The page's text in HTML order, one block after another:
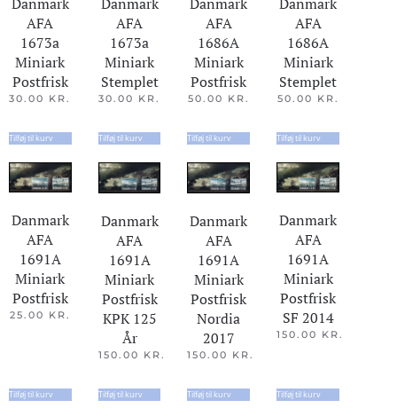
AFA
1673a
Miniark
Postfrisk
30.00 KR.
Tilføj til kurv
AFA
1673a
Miniark
Stemplet
30.00 KR.
Tilføj til kurv
Danmark
AFA
1686A
Miniark
Postfrisk
50.00 KR.
Tilføj til kurv
Danmark
AFA
1686A
Miniark
Stemplet
50.00 KR.
Tilføj til kurv
Danmark
AFA
1691A
Miniark
Postfrisk
25.00 KR.
Tilføj til kurv
Danmark
AFA
1691A
Miniark
Postfrisk
KPK 125
År
150.00 KR.
Tilføj til kurv
Danmark
AFA
1691A
Miniark
Postfrisk
Nordia
2017
150.00 KR.
Tilføj til kurv
Danmark
AFA
1691A
Miniark
Postfrisk
SF 2014
150.00 KR.
Tilføj til kurv